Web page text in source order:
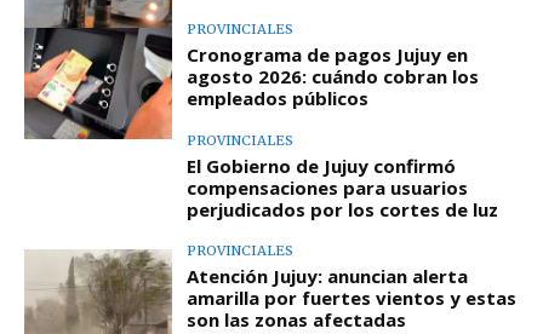
PROVINCIALES
Cronograma de pagos Jujuy en
agosto 2026: cuándo cobran los
empleados públicos
PROVINCIALES
El Gobierno de Jujuy confirmó
compensaciones para usuarios
perjudicados por los cortes de luz
PROVINCIALES
Atención Jujuy: anuncian alerta
amarilla por fuertes vientos y estas
son las zonas afectadas